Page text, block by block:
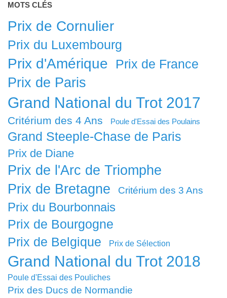
MOTS CLÉS
Prix de Cornulier
Prix du Luxembourg
Prix d'Amérique Prix de France
Prix de Paris
Grand National du Trot 2017
Critérium des 4 Ans Poule d'Essai des Poulains
Grand Steeple-Chase de Paris
Prix de Diane
Prix de l'Arc de Triomphe
Prix de Bretagne
Critérium des 3 Ans
Prix du Bourbonnais
Prix de Bourgogne
Prix de Belgique
Prix de Sélection
Grand National du Trot 2018
Poule d'Essai des Pouliches
Prix des Ducs de Normandie